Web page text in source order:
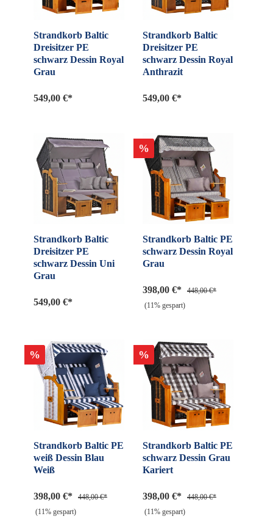
Strandkorb Baltic
Dreisitzer PE
schwarz Dessin Royal
Grau
549,00 €*
Strandkorb Baltic
Dreisitzer PE
schwarz Dessin Royal
Anthrazit
549,00 €*
Strandkorb Baltic
Dreisitzer PE
schwarz Dessin Uni
Grau
549,00 €*
%
Strandkorb Baltic PE
schwarz Dessin Royal
Grau
398,00 €*
448,00 €*
(11% gespart)
%
Strandkorb Baltic PE
weiß Dessin Blau
Weiß
398,00 €*
448,00 €*
(11% gespart)
%
Strandkorb Baltic PE
schwarz Dessin Grau
Kariert
398,00 €*
448,00 €*
(11% gespart)